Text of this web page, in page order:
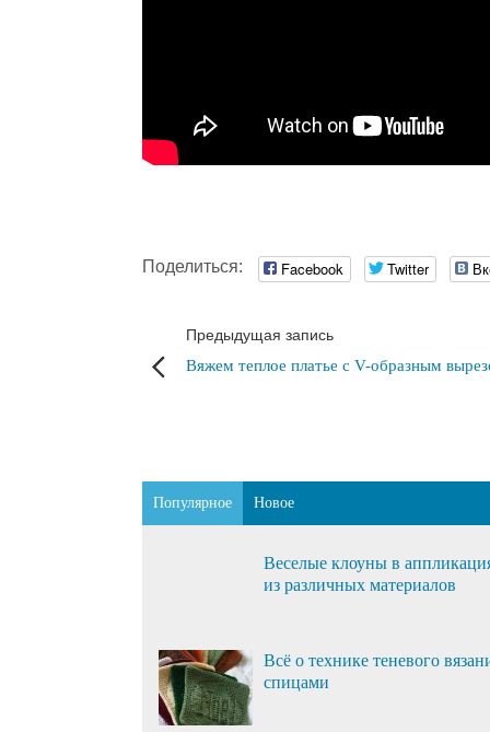
Поделиться: Facebook Twitter
Предыдущая запись
Вяжем теплое платье с V-образным
Популярное Новое
Веселые клоуны в
из различных материалов
Всё о технике теневого
спицами